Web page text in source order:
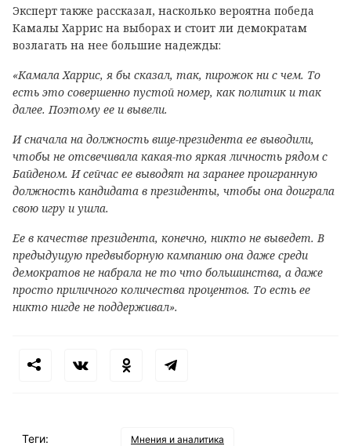
Эксперт также рассказал, насколько вероятна победа
Камалы Харрис на выборах и стоит ли демократам
возлагать на нее большие надежды:
«Камала Харрис, я бы сказал, так, пирожок ни с чем. То
есть это совершенно пустой номер, как политик и так
далее. Поэтому ее и вывели.
И сначала на должность вице-президента ее выводили,
чтобы не отсвечивала какая-то яркая личность рядом с
Байденом. И сейчас ее выводят на заранее проигранную
должность кандидата в президенты, чтобы она доиграла
свою игру и ушла.
Ее в качестве президента, конечно, никто не выведет. В
предыдущую предвыборную кампанию она даже среди
демократов не набрала не то что большинства, а даже
просто приличного количества процентов. То есть ее
никто нигде не поддерживал».
Теги: Мнения и аналитика